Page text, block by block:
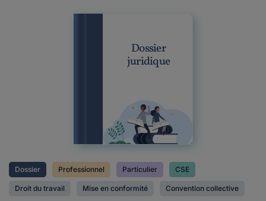
Dossier
juridique
Dossier Professionnel Particulier CSE
Droit du travail Mise en conformité Convention collective